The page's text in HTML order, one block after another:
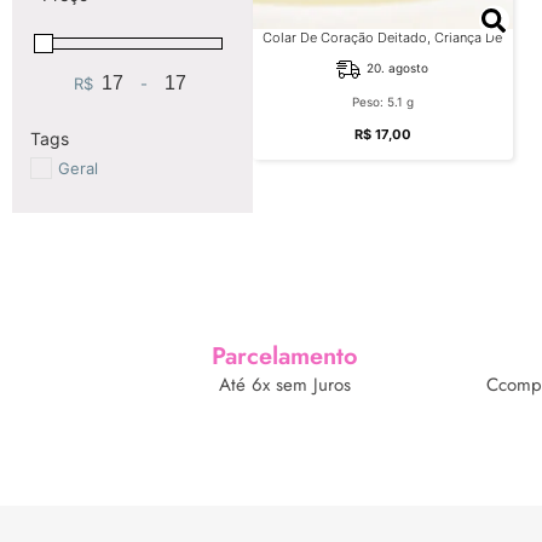
R$ Minimum Price
-Maximum Price
Tags
Geral
Colar De Coração Deitado, Criança De
Zircônias, Com Nome Gravado, Bruto
20. agosto
Peso: 5.1 g
R$17,00
Parcelamento
Até 6x sem Juros